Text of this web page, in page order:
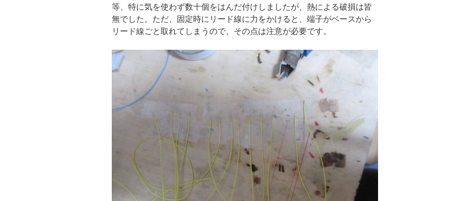
等、特に気を使わず数十個をはんだ付けしましたが、熱による破損は皆
無でした。ただ、固定時にリード線に力をかけると、端子がベースから
リード線ごと取れてしまうので、その点は注意が必要です。